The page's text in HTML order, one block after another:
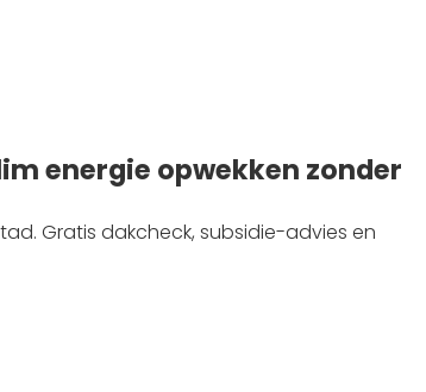
energie opwekken zonder
Gratis dakcheck, subsidie-advies en